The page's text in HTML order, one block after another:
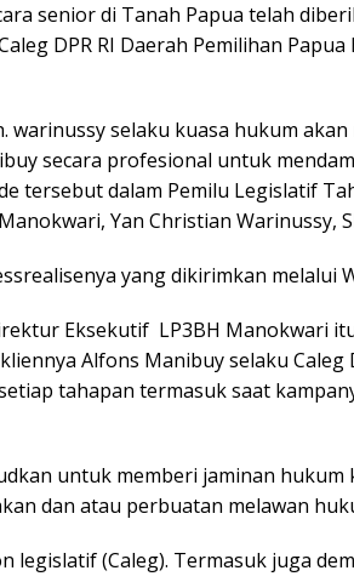
senior di Tanah Papua telah
DPR RI Daerah Pemilihan
warinussy selaku kuasa hukum
secara profesional untuk
tersebut dalam Pemilu Legislatif
Yan Christian Warinussy,
yang dikirimkan melalui
Eksekutif LP3BH Manokwari
Alfons Manibuy selaku Caleg
tahapan termasuk saat
untuk memberi jaminan hukum
dan atau perbuatan melawan
legislatif (Caleg). Termasuk juga